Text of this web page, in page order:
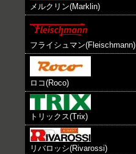
メルクリン(Marklin)
フライシュマン(Fleischmann)
ロコ(Roco)
トリックス(Trix)
リバロッシ(Rivarossi)